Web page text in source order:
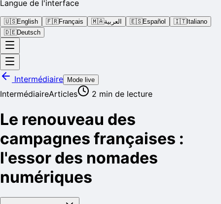
Langue de l'interface
🇺🇸English 🇫🇷Français 🇲🇦العربية 🇪🇸Español 🇮🇹Italiano
🇩🇪Deutsch
Intermédiaire Mode live
IntermédiaireArticles 2 min de lecture
Le renouveau des
campagnes françaises :
l'essor des nomades
numériques